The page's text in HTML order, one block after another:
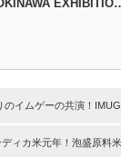
のイムゲーの共演！
ィカ米元年！泡盛原料